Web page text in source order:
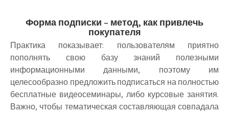
Форма подписки – метод, как привлечь
покупателя
Практика показывает: пользователям приятно
пополнять свою базу знаний полезными
информационными данными, поэтому им
целесообразно предложить подписаться на полностью
бесплатные видеосеминары, либо курсовые занятия.
Важно, чтобы тематическая составляющая совпадала